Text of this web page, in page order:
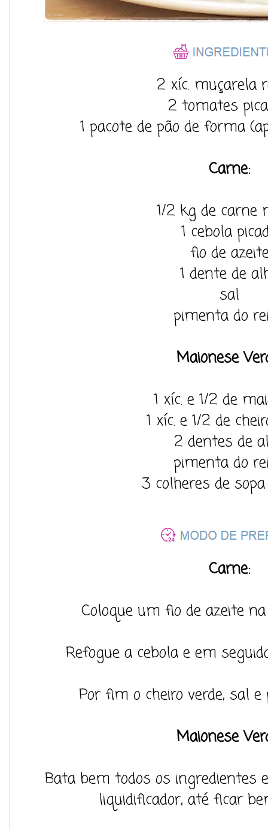
2 xíc. muçarela
2 tomates
1 pacote de pão de forma
Carne:
1/2 kg de carne
1 cebola
fio de
1 dente de
sal
pimenta do
Maionese
1 xíc. e 1/2 de
1 xíc. e 1/2 de
2 dentes de
pimenta do
3 colheres de
Carne:
Coloque um fio de azeite
Refogue a cebola e em
Por fim o cheiro verde, sal
Maionese
Bata bem todos os ingredientes
liquidificador, até ficar